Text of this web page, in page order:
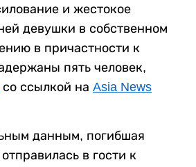
и жестокое
девушки в собственном
в причастности к
пять человек,
со ссылкой на Asia News
данным, погибшая
в гости к